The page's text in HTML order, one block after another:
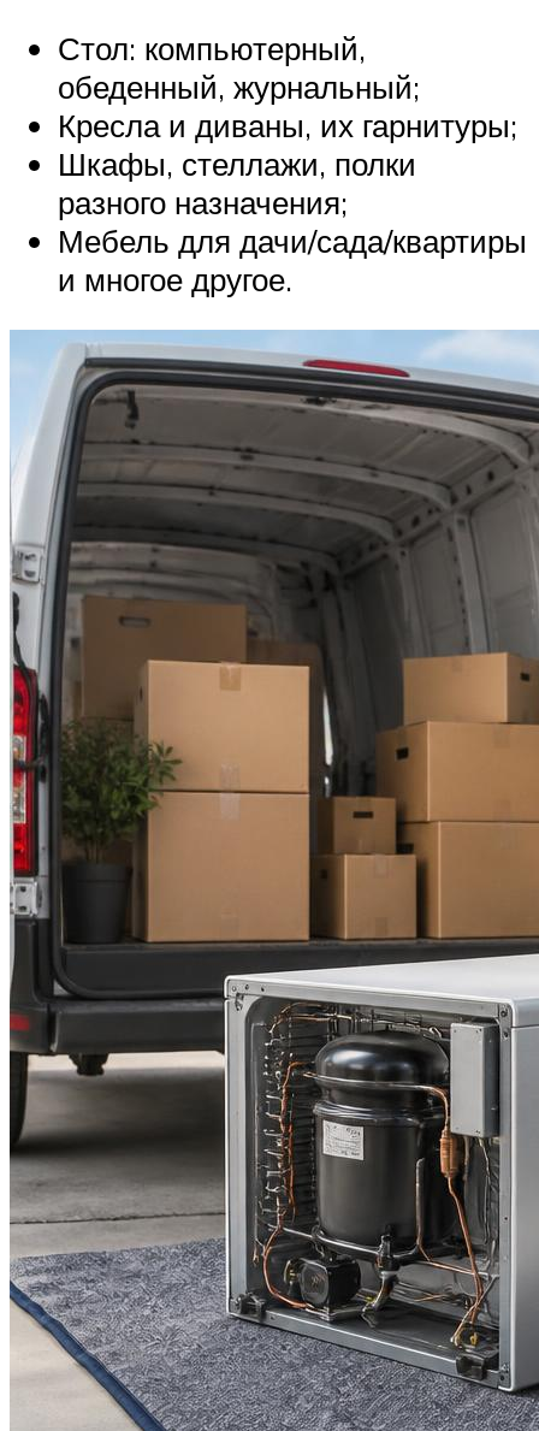
Стол: компьютерный,
обеденный, журнальный;
Кресла и диваны, их гарнитуры;
Шкафы, стеллажи, полки
разного назначения;
Мебель для дачи/сада/квартиры
и многое другое.